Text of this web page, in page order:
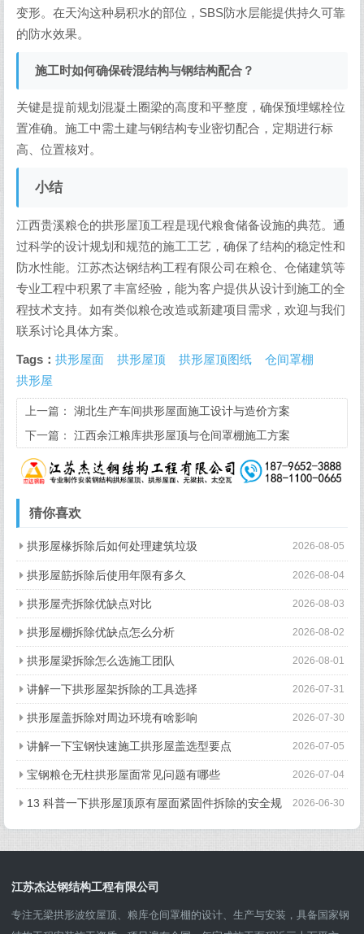
变形。在天沟这种易积水的部位，SBS防水层能提供持久可靠
的防水效果。
施工时如何确保砖混结构与钢结构配合？
关键是提前规划混凝土圈梁的高度和平整度，确保预埋螺栓位
置准确。施工中需土建与钢结构专业密切配合，定期进行标
高、位置核对。
小结
江西贵溪粮仓的拱形屋顶工程是现代粮食储备设施的典范。通
过科学的设计规划和规范的施工工艺，确保了结构的稳定性和
防水性能。江苏杰达钢结构工程有限公司在粮仓、仓储建筑等
专业工程中积累了丰富经验，能为客户提供从设计到施工的全
程技术支持。如有类似粮仓改造或新建项目需求，欢迎与我们
联系讨论具体方案。
Tags： 拱形屋面 拱形屋顶 拱形屋顶图纸
仓间罩棚
拱形屋
上一篇： 湖北生产车间拱形屋面施工设计与造价方案
下一篇： 江西余江粮库拱形屋顶与仓间罩棚施工方案
猜你喜欢
2026-08-05
拱形屋椽拆除后如何处理建筑垃圾
2026-08-04
拱形屋筋拆除后使用年限有多久
2026-08-03
拱形屋壳拆除优缺点对比
2026-08-02
拱形屋棚拆除优缺点怎么分析
2026-08-01
拱形屋梁拆除怎么选施工团队
2026-07-31
讲解一下拱形屋架拆除的工具选择
2026-07-30
拱形屋盖拆除对周边环境有啥影响
2026-07-05
讲解一下宝钢快速施工拱形屋盖选型要点
2026-07-04
宝钢粮仓无柱拱形屋面常见问题有哪些
2026-06-30
13 科普一下拱形屋顶原有屋面紧固件拆除的安全规
范
江苏杰达钢结构工程有限公司
专注无梁拱形波纹屋顶、粮库仓间罩棚的设计、生产与安装，具备国家钢